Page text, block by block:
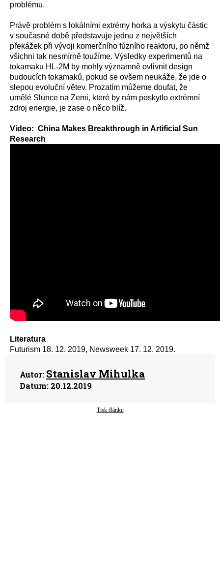
problému.
Právě problém s lokálními extrémy horka a výskytu částic
v současné době představuje jednu z největších
překážek při vývoji komerčního fúzního reaktoru, po němž
všichni tak nesmírně toužíme. Výsledky experimentů na
tokamaku HL-2M by mohly významně ovlivnit design
budoucích tokamaků, pokud se ovšem neukáže, že jde o
slepou evoluční větev. Prozatím můžeme doufat, že
umělé Slunce na Zemi, které by nám poskytlo extrémní
zdroj energie, je zase o něco blíž.
Video: China Makes Breakthrough in Artificial Sun
Research
Literatura
Futurism 18. 12. 2019, Newsweek 17. 12. 2019.
Autor: Stanislav Mihulka
Datum: 20.12.2019
Tisk článku